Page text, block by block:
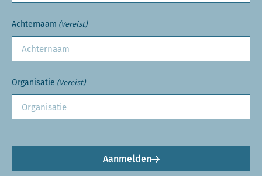
Achternaam (Vereist)
Organisatie (Vereist)
Aanmelden